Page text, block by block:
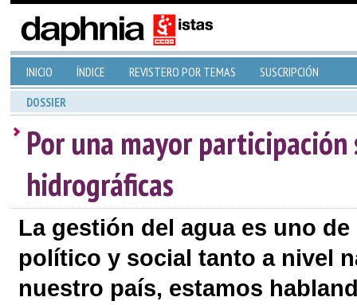
INICIO ÍNDICE REVISTERO POR TEMAS SUSCRIPCIÓN
DOSSIER
Por una mayor
hidrográficas
La gestión del agua es uno
político y social tanto a nivel
nuestro país, estamos